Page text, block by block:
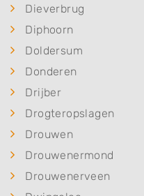
Dieverbrug
Diphoorn
Doldersum
Donderen
Drijber
Drogteropslagen
Drouwen
Drouwenermond
Drouwenerveen